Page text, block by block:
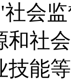
会
和社
技能